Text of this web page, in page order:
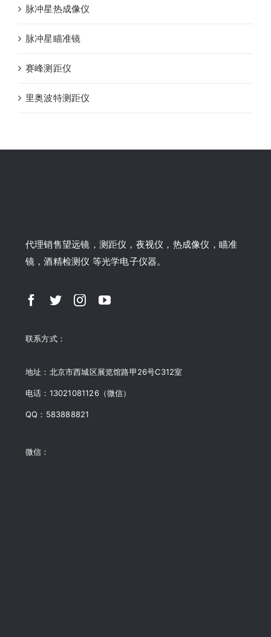
脉冲星热成像仪
脉冲星瞄准镜
赛峰测距仪
里奥波特测距仪
代理销售望远镜，测距仪，夜视仪，热成像仪，瞄准
镜，酒精检测仪 等光学电子仪器。
联系方式：
地址：北京市西城区展览馆路甲26号C312室
电话：13021081126（微信）
QQ：583888821
微信：